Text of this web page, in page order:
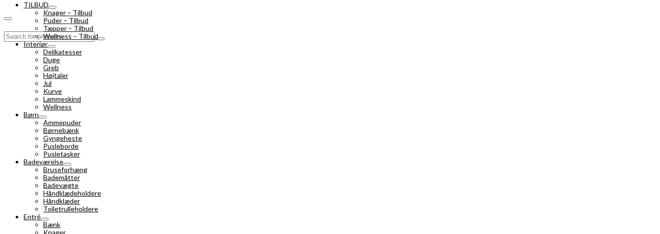
Search
for:
TILBUD
Knager – Tilbud
Puder – Tilbud
Tæpper – Tilbud
Wellness – Tilbud
Interiør
Delikatesser
Duge
Greb
Højtaler
Jul
Kurve
Lammeskind
Wellness
Børn
Ammepuder
Børnebænk
Gyngeheste
Pusleborde
Pusletasker
Badeværelse
Bruseforhæng
Bademåtter
Badevægte
Håndklædeholdere
Håndklæder
Toiletrulleholdere
Entré
Bænk
Knager